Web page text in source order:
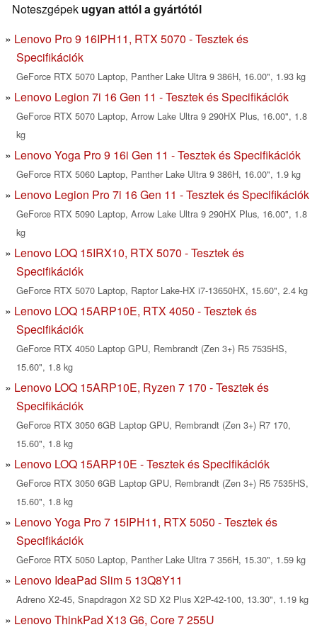
Noteszgépek ugyan attól a gyártótól
Lenovo Pro 9 16IPH11, RTX 5070 - Tesztek és
Specifikációk
GeForce RTX 5070 Laptop, Panther Lake Ultra 9 386H, 16.00", 1.93 kg
Lenovo Legion 7i 16 Gen 11 - Tesztek és Specifikációk
GeForce RTX 5070 Laptop, Arrow Lake Ultra 9 290HX Plus, 16.00", 1.8
kg
Lenovo Yoga Pro 9 16i Gen 11 - Tesztek és Specifikációk
GeForce RTX 5060 Laptop, Panther Lake Ultra 9 386H, 16.00", 1.9 kg
Lenovo Legion Pro 7i 16 Gen 11 - Tesztek és Specifikációk
GeForce RTX 5090 Laptop, Arrow Lake Ultra 9 290HX Plus, 16.00", 1.8
kg
Lenovo LOQ 15IRX10, RTX 5070 - Tesztek és
Specifikációk
GeForce RTX 5070 Laptop, Raptor Lake-HX i7-13650HX, 15.60", 2.4 kg
Lenovo LOQ 15ARP10E, RTX 4050 - Tesztek és
Specifikációk
GeForce RTX 4050 Laptop GPU, Rembrandt (Zen 3+) R5 7535HS,
15.60", 1.8 kg
Lenovo LOQ 15ARP10E, Ryzen 7 170 - Tesztek és
Specifikációk
GeForce RTX 3050 6GB Laptop GPU, Rembrandt (Zen 3+) R7 170,
15.60", 1.8 kg
Lenovo LOQ 15ARP10E - Tesztek és Specifikációk
GeForce RTX 3050 6GB Laptop GPU, Rembrandt (Zen 3+) R5 7535HS,
15.60", 1.8 kg
Lenovo Yoga Pro 7 15IPH11, RTX 5050 - Tesztek és
Specifikációk
GeForce RTX 5050 Laptop, Panther Lake Ultra 7 356H, 15.30", 1.59 kg
Lenovo IdeaPad Slim 5 13Q8Y11
Adreno X2-45, Snapdragon X2 SD X2 Plus X2P-42-100, 13.30", 1.19 kg
Lenovo ThinkPad X13 G6, Core 7 255U